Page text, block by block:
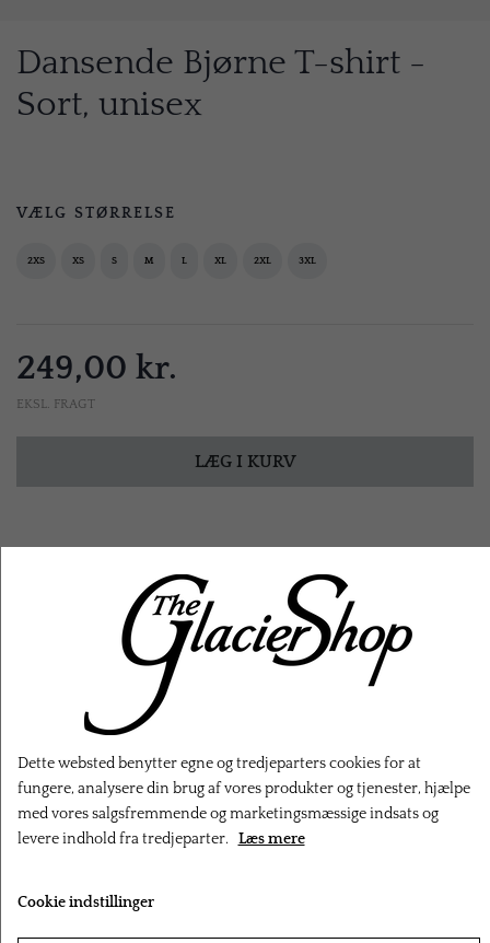
Dansende Bjørne T-shirt -
Sort, unisex
VÆLG STØRRELSE
2XS XS S M L XL 2XL 3XL
249,00 kr.
EKSL. FRAGT
LÆG I KURV
RELATEREDE PRODUKTER
Dette websted benytter egne og tredjeparters cookies for at
fungere, analysere din brug af vores produkter og tjenester, hjælpe
med vores salgsfremmende og marketingsmæssige indsats og
levere indhold fra tredjeparter. Læs mere
Cookie indstillinger